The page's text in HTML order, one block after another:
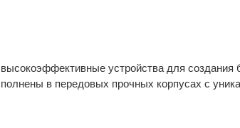
устройства для создания
в передовых прочных корпусах с